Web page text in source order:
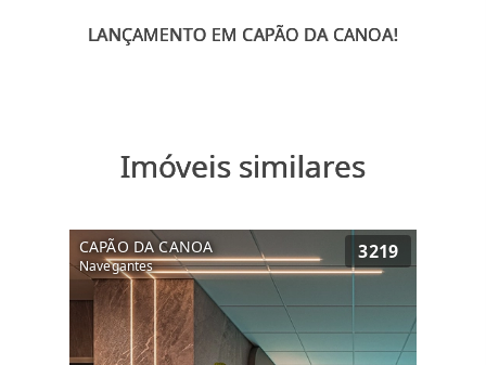
LANÇAMENTO EM CAPÃO DA CANOA!
Imóveis similares
CAPÃO DA CANOA
Navegantes
3219